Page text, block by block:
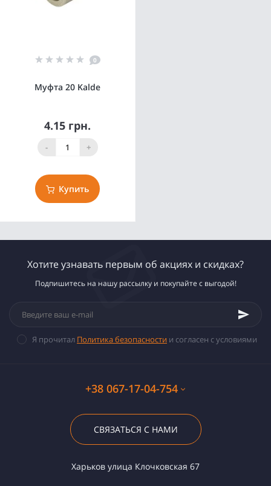
0
Муфта 20 Kalde
4.15 грн.
- +
Купить
Хотите узнавать первым об акциях и скидках?
Подпишитесь на нашу рассылку и покупайте с выгодой!
Я прочитал Политика безопасности и согласен с условиями
+38 067-17-04-754
СВЯЗАТЬСЯ С НАМИ
Харьков улица Клочковская 67